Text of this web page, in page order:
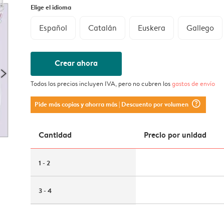
Elige el idioma
Español Catalán Euskera Gallego
Crear ahora
Todos los precios incluyen IVA, pero no cubren losgastos de envío
Pide más copias y ahorra más| Descuento por volumen question_mark_circle
Cantidad Precio por unidad
1 - 2
3 - 4